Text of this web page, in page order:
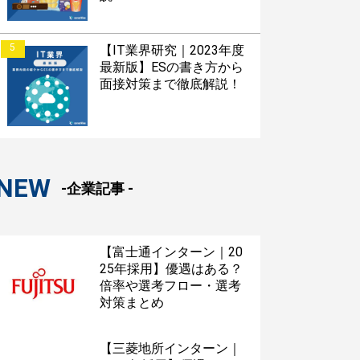
5
【IT業界研究｜2023年度
最新版】ESの書き方から
面接対策まで徹底解説！
-企業記事 -
【富士通インターン｜20
25年採用】優遇はある？
倍率や選考フロー・選考
対策まとめ
【三菱地所インターン｜